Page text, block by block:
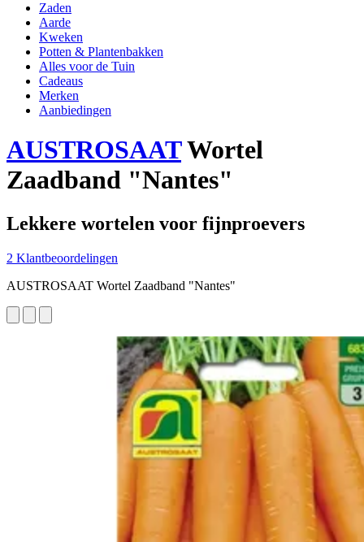
Zaden
Aarde
Kweken
Potten & Plantenbakken
Alles voor de Tuin
Cadeaus
Merken
Aanbiedingen
AUSTROSAATWortel
Zaadband "Nantes"
Lekkere wortelen voor fijnproevers
2 Klantbeoordelingen
AUSTROSAAT Wortel Zaadband "Nantes"